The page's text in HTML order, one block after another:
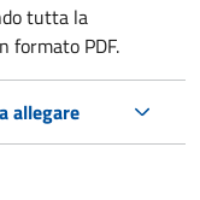
tutta la
formato PDF.
allegare